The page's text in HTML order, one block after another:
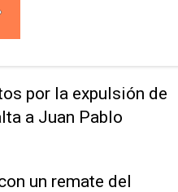
por la ​expulsión de
a Juan Pablo
un remate del